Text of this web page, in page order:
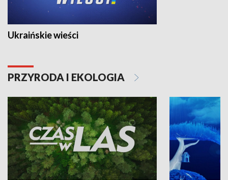
Ukraińskie wieści
PRZYRODA I EKOLOGIA